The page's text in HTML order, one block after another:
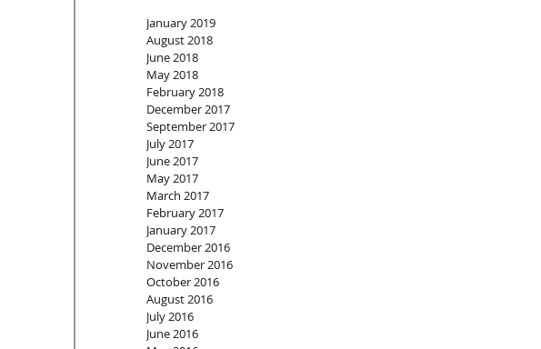
January 2019
August 2018
June 2018
May 2018
February 2018
December 2017
September 2017
July 2017
June 2017
May 2017
March 2017
February 2017
January 2017
December 2016
November 2016
October 2016
August 2016
July 2016
June 2016